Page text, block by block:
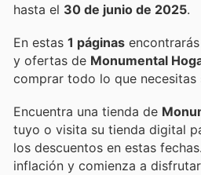
hasta el 30 de junio de 2025.
En estas 1 páginas
y ofertas de Monumental
comprar todo lo que necesitas
Encuentra una tienda de
tuyo o visita su tienda digital
los descuentos en estas
inflación y comienza a